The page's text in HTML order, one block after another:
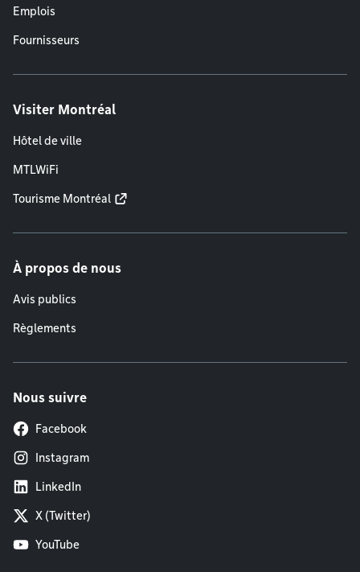
Emplois
Fournisseurs
Visiter Montréal
Hôtel de ville
MTLWiFi
Tourisme Montréal
À propos de nous
Avis publics
Règlements
Nous suivre
Facebook
Instagram
LinkedIn
X (Twitter)
YouTube